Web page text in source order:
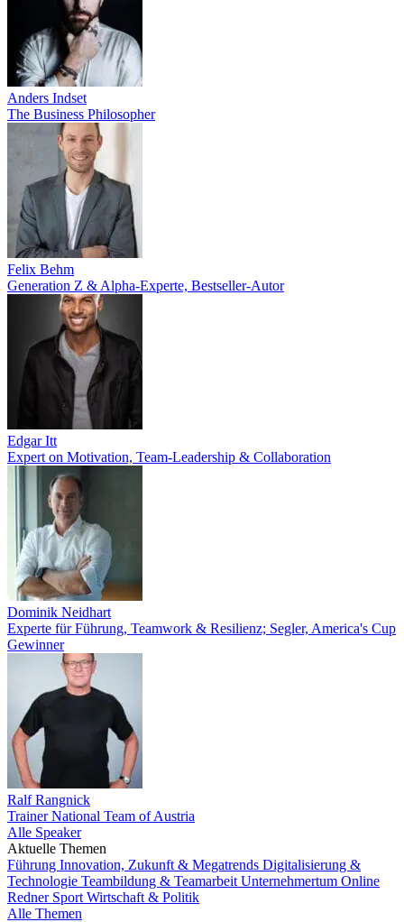
Anders Indset
The Business Philosopher
Felix Behm
Generation Z & Alpha-Experte, Bestseller-Autor
Edgar Itt
Expert on Motivation, Team-Leadership & Collaboration
Dominik Neidhart
Experte für Führung, Teamwork & Resilienz; Segler, America's Cup
Gewinner
Ralf Rangnick
Trainer National Team of Austria
Alle Speaker
Aktuelle Themen
Führung Innovation, Zukunft & Megatrends Digitalisierung &
Technologie Teambildung & Teamarbeit Unternehmertum Online
Redner Sport Wirtschaft & Politik
Alle Themen